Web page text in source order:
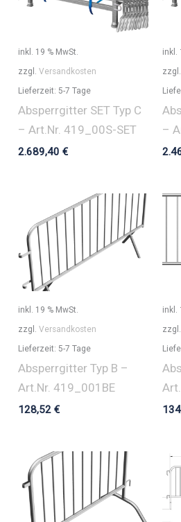
inkl. 19 % MwSt.
zzgl.Versandkosten
Lieferzeit: 5-7 Tage
Absperrgitter SET Typ C
– Art.Nr. 419_00S-SET
2.689,40€
inkl.
zzgl.
–
inkl. 19 % MwSt.
zzgl.Versandkosten
Lieferzeit: 5-7 Tage
Absperrgitter Typ B –
Art.Nr. 419_001BE
128,52€
inkl.
zzgl.